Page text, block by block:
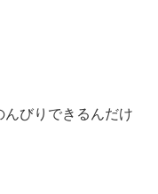
びりできるんだけ